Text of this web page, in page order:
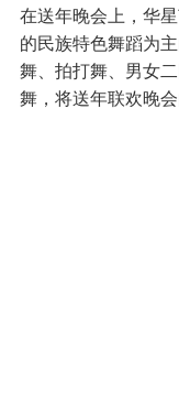
在送年晚会上，华
的民族特色舞蹈为
舞、拍打舞、男女
舞，将送年联欢晚